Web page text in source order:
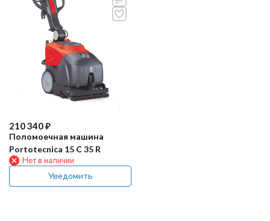
210 340₽
Поломоечная машина
Portotecnica 15 C 35 R
Нет в наличии
Уведомить